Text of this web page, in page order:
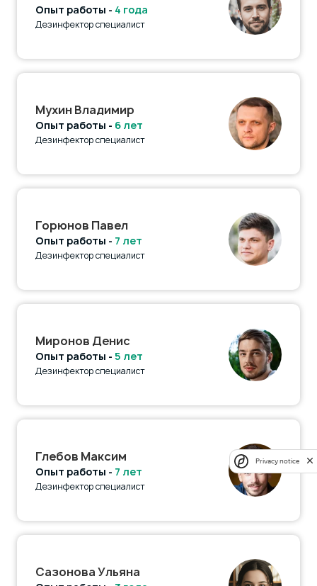
Опыт работы - 4 года
Дезинфектор специалист
Мухин Владимир
Опыт работы - 6 лет
Дезинфектор специалист
Горюнов Павел
Опыт работы - 7 лет
Дезинфектор специалист
Миронов Денис
Опыт работы - 5 лет
Дезинфектор специалист
Глебов Максим
Опыт работы - 7 лет
Дезинфектор специалист
Сазонова Ульяна
Privacy notice